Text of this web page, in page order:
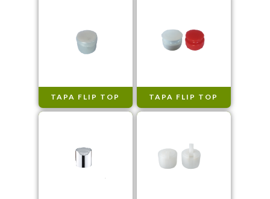
TAPA FLIP TOP TAPA FLIP TOP